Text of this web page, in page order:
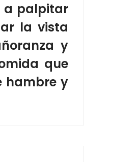
a palpitar
la vista
y
que
hambre y